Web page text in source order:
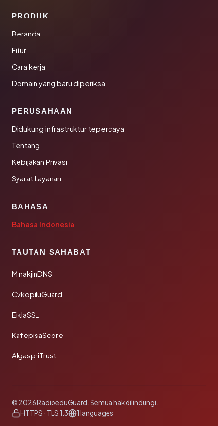
PRODUK
Beranda
Fitur
Cara kerja
Domain yang baru diperiksa
PERUSAHAAN
Didukung infrastruktur tepercaya
Tentang
Kebijakan Privasi
Syarat Layanan
BAHASA
Bahasa Indonesia
TAUTAN SAHABAT
MinakjinDNS
CvkopiluGuard
EiklaSSL
KafepisaScore
AlgaspriTrust
© 2026 RadioeduGuard. Semua hak dilindungi.
HTTPS · TLS 1.3
1 languages